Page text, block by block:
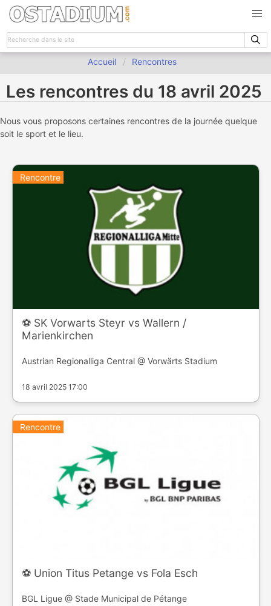
Accueil Rencontres
Les rencontres du 18 avril 2025
Nous vous proposons certaines rencontres de la journée quelque
soit le sport et le lieu.
Rencontre
⚽️ SK Vorwarts Steyr vs Wallern /
Marienkirchen
Austrian Regionalliga Central @ Vorwärts Stadium
18 avril 2025 17:00
Rencontre
⚽️ Union Titus Petange vs Fola Esch
BGL Ligue @ Stade Municipal de Pétange